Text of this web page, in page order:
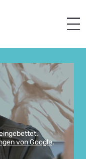
von Google.